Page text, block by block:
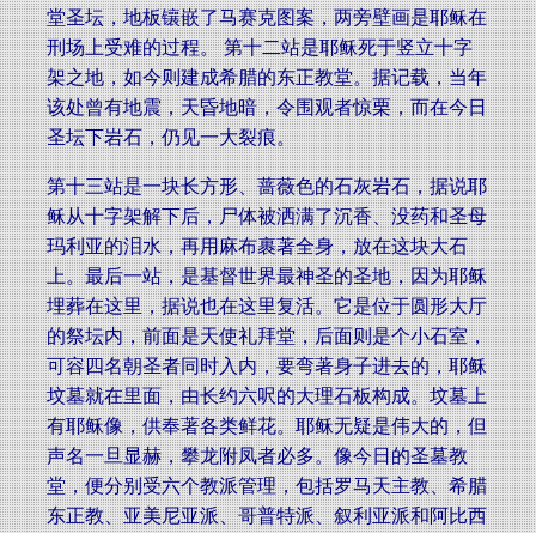
堂圣坛，地板镶嵌了马赛克图案，两旁壁画是耶稣在
刑场上受难的过程。 第十二站是耶稣死于竖立十字
架之地，如今则建成希腊的东正教堂。据记载，当年
该处曾有地震，天昏地暗，令围观者惊栗，而在今日
圣坛下岩石，仍见一大裂痕。
第十三站是一块长方形、蔷薇色的石灰岩石，据说耶
稣从十字架解下后，尸体被洒满了沉香、没药和圣母
玛利亚的泪水，再用麻布裹著全身，放在这块大石
上。最后一站，是基督世界最神圣的圣地，因为耶稣
埋葬在这里，据说也在这里复活。它是位于圆形大厅
的祭坛内，前面是天使礼拜堂，后面则是个小石室，
可容四名朝圣者同时入内，要弯著身子进去的，耶稣
坟墓就在里面，由长约六呎的大理石板构成。坟墓上
有耶稣像，供奉著各类鲜花。耶稣无疑是伟大的，但
声名一旦显赫，攀龙附凤者必多。像今日的圣墓教
堂，便分别受六个教派管理，包括罗马天主教、希腊
东正教、亚美尼亚派、哥普特派、叙利亚派和阿比西